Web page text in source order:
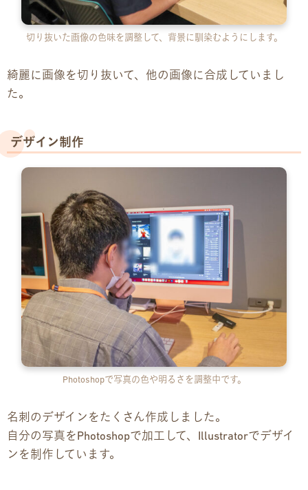
切り抜いた画像の色味を調整して、背景に馴染むようにします。
綺麗に画像を切り抜いて、他の画像に合成していまし
た。
デザイン制作
Photoshopで写真の色や明るさを調整中です。
名刺のデザインをたくさん作成しました。
自分の写真をPhotoshopで加工して、Illustratorでデザイ
ンを制作しています。